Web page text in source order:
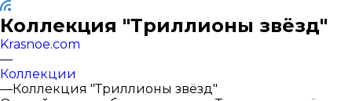
Коллекция "Триллионы звёзд"
Krasnoe.com
—
Коллекции
—Коллекция "Триллионы звёзд"